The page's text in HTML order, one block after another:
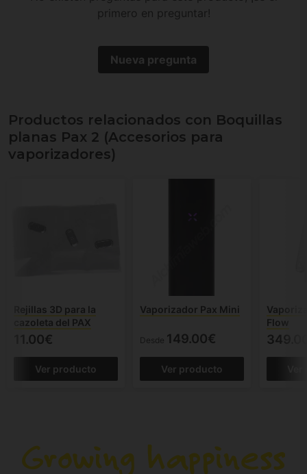
primero en preguntar!
Nueva pregunta
Productos relacionados con Boquillas
planas Pax 2 (Accesorios para
vaporizadores)
Rejillas 3D para la
cazoleta del PAX
11.00€
Ver producto
Vaporizador Pax Mini
Desde 149.00€
Ver producto
Flow